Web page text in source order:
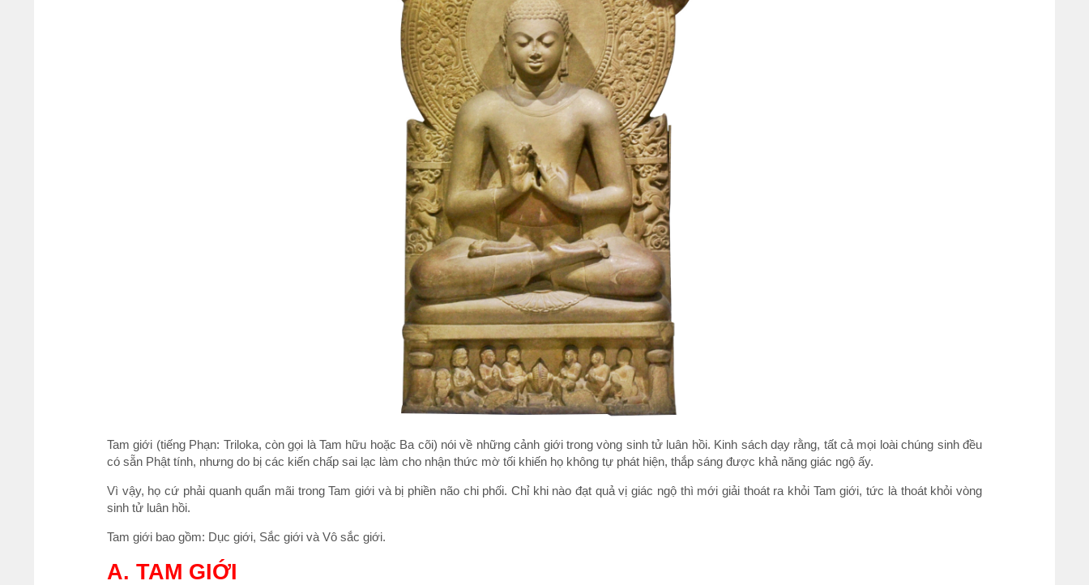
Tam giới (tiếng Phạn: Triloka, còn gọi là Tam hữu hoặc Ba cõi) nói về những cảnh giới trong vòng sinh tử luân hồi. Kinh sách dạy rằng, tất cả mọi loài chúng sinh đều
có sẵn Phật tính, nhưng do bị các kiến chấp sai lạc làm cho nhận thức mờ tối khiến họ không tự phát hiện, thắp sáng được khả năng giác ngộ ấy.
Vì vậy, họ cứ phải quanh quẩn mãi trong Tam giới và bị phiền não chi phối. Chỉ khi nào đạt quả vị giác ngộ thì mới giải thoát ra khỏi Tam giới, tức là thoát khỏi vòng
sinh tử luân hồi.
Tam giới bao gồm: Dục giới, Sắc giới và Vô sắc giới.
A. TAM GIỚI